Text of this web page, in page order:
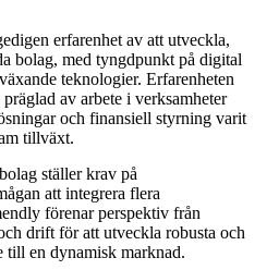
erfarenhet av att utveckla,
bolag, med tyngdpunkt på digital
teknologier. Erfarenheten
av arbete i verksamheter
och finansiell styrning varit
tillväxt.
ställer krav på
att integrera flera
förenar perspektiv från
drift för att utveckla robusta och
till en dynamisk marknad.